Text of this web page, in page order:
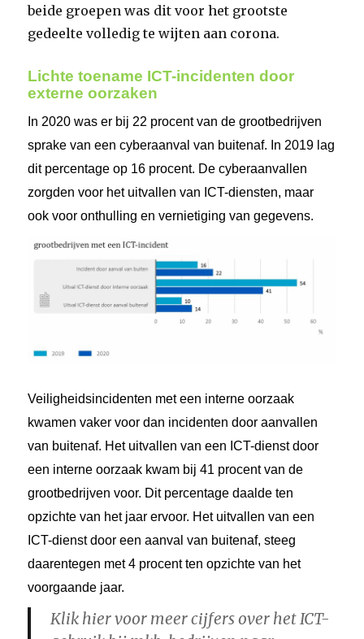
beide groepen was dit voor het grootste
gedeelte volledig te wijten aan corona.
Lichte toename ICT-incidenten door
externe oorzaken
In 2020 was er bij 22 procent van de grootbedrijven
sprake van een cyberaanval van buitenaf. In 2019 lag
dit percentage op 16 procent. De cyberaanvallen
zorgden voor het uitvallen van ICT-diensten, maar
ook voor onthulling en vernietiging van gegevens.
Veiligheidsincidenten met een interne oorzaak
kwamen vaker voor dan incidenten door aanvallen
van buitenaf. Het uitvallen van een ICT-dienst door
een interne oorzaak kwam bij 41 procent van de
grootbedrijven voor. Dit percentage daalde ten
opzichte van het jaar ervoor. Het uitvallen van een
ICT-dienst door een aanval van buitenaf, steeg
daarentegen met 4 procent ten opzichte van het
voorgaande jaar.
Klik hier voor meer cijfers over het ICT-